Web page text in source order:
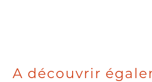
A découvrir